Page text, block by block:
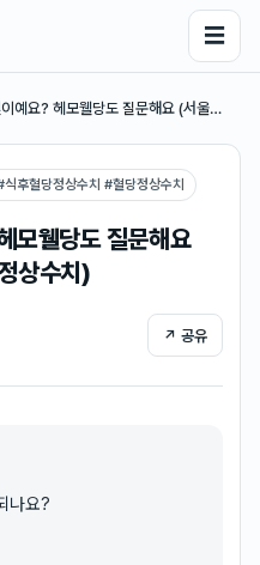
☰
예요? 헤모웰당도 질문해요 (서울…
식후혈당정상수치 #혈당정상수치
모웰당도 질문해요
상수치)
↗ 공유
나요?